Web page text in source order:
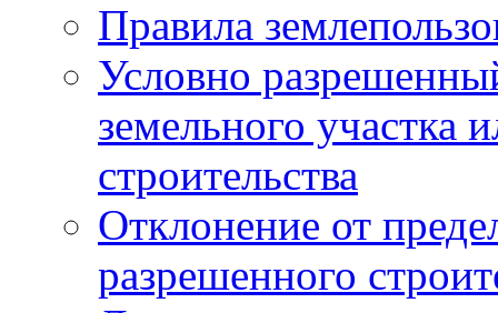
Правила
Условно
земельного участка
строительства
Отклонение от
разрешенного